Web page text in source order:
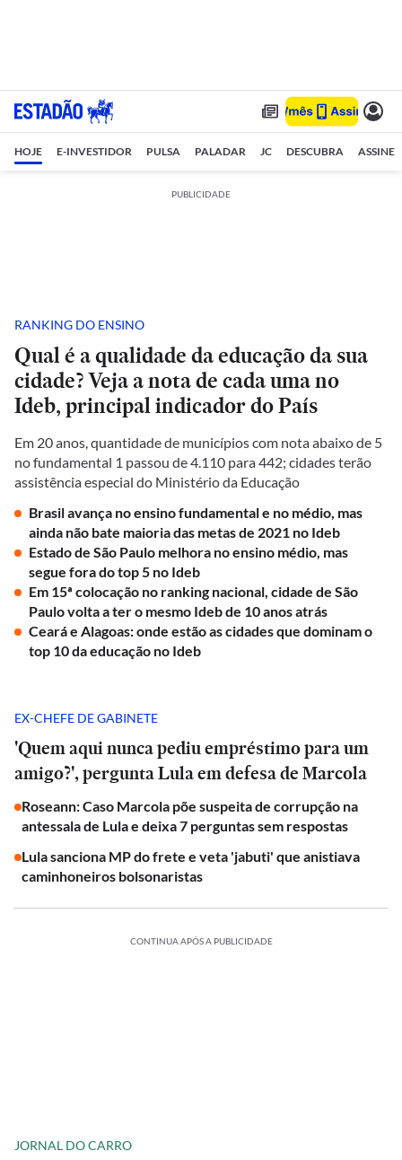
HOJE E-INVESTIDOR PULSA PALADAR JC DESCUBRA ASSINE
PUBLICIDADE
RANKING DO ENSINO
Qual é a qualidade da educação da sua
cidade? Veja a nota de cada uma no
Ideb, principal indicador do País
Em 20 anos, quantidade de municípios com nota abaixo de 5
no fundamental 1 passou de 4.110 para 442; cidades terão
assistência especial do Ministério da Educação
Brasil avança no ensino fundamental e no médio, mas
ainda não bate maioria das metas de 2021 no Ideb
Estado de São Paulo melhora no ensino médio, mas
segue fora do top 5 no Ideb
Em 15ª colocação no ranking nacional, cidade de São
Paulo volta a ter o mesmo Ideb de 10 anos atrás
Ceará e Alagoas: onde estão as cidades que dominam o
top 10 da educação no Ideb
EX-CHEFE DE GABINETE
'Quem aqui nunca pediu empréstimo para um
amigo?', pergunta Lula em defesa de Marcola
Roseann: Caso Marcola põe suspeita de corrupção na
antessala de Lula e deixa 7 perguntas sem respostas
Lula sanciona MP do frete e veta 'jabuti' que anistiava
caminhoneiros bolsonaristas
CONTINUA APÓS A PUBLICIDADE
JORNAL DO CARRO